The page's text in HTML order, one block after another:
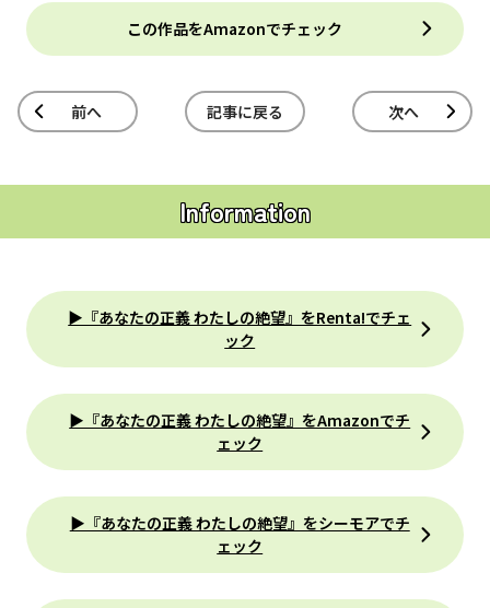
この作品をAmazonでチェック
前へ 記事に戻る 次へ
Information
▶『あなたの正義 わたしの絶望』をRenta!でチェ
ック
▶『あなたの正義 わたしの絶望』をAmazonでチ
ェック
▶『あなたの正義 わたしの絶望』をシーモアでチ
ェック